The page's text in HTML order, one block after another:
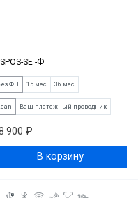
SE -Ф
ФН 15 мес 36 мес
Ваш платежный проводник
900 ₽
В корзину